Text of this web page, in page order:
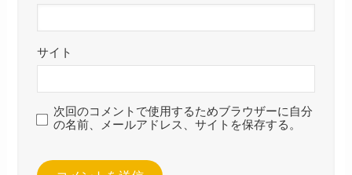
サイト
次回のコメントで使用するためブラウザーに自分
の名前、メールアドレス、サイトを保存する。